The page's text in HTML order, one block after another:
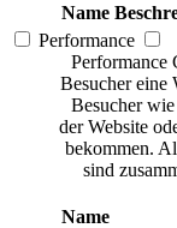
Name
Performance
Performance
Besucher eine
Besucher
der Website
bekommen.
sind
Name